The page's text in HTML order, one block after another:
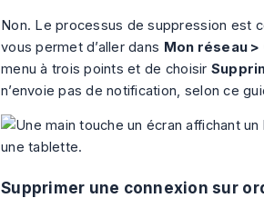
Non. Le processus de suppression est
vous permet d’aller dans Mon réseau >
menu à trois points et de choisir
n’envoie pas de notification, selonce
Supprimer une connexion sur